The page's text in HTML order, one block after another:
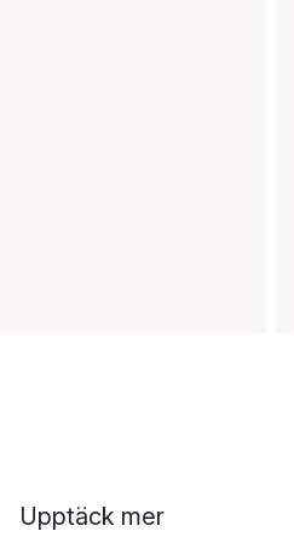
Upptäck mer